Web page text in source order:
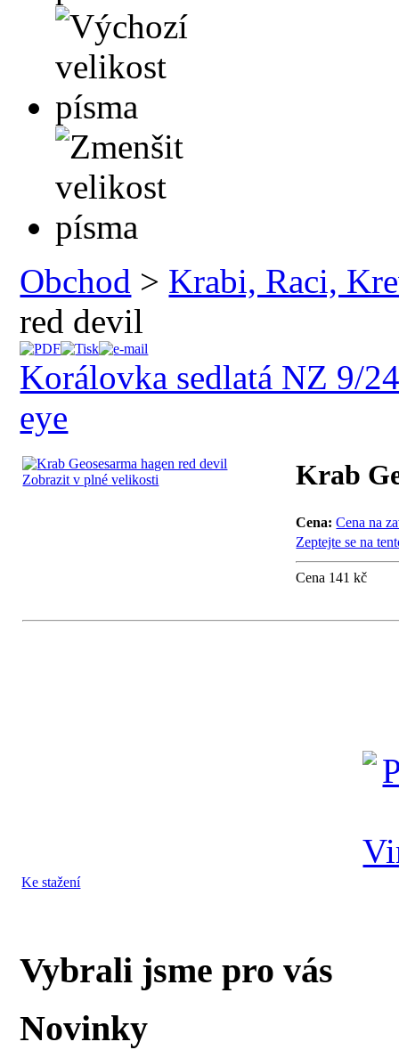
Obchod > Krabi, Raci,
red devil
Korálovka sedlatá NZ 9/
eye
Zobrazit v plné velikosti Krab
Cena:Cena na
Zeptejte se na
Cena 141 kč
Ke stažení
Vybrali jsme pro vás
Novinky